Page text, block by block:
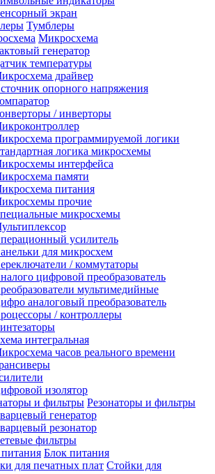
экран
Тумблеры
Микросхема
генератор
температуры
драйвер
опорного напряжения
/ инверторы
программируемой логики
логика микросхемы
интерфейса
памяти
питания
прочие
микросхемы
усилитель
для микросхем
/ коммутаторы
цифровой преобразователь
мультимедийные
аналоговый преобразователь
/ контроллеры
интегральная
часов реального времени
изолятор
Резонаторы и фильтры
генератор
резонатор
фильтры
Блок питания
Стойки для